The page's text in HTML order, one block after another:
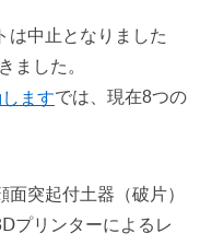
は中止となりました
ました。
では、現在8つの
突起付土器（破片）
プリンターによるレ